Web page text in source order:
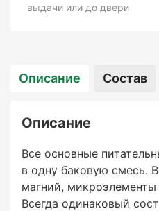
выдачи или до двери
Описание Состав
Описание
Все основные
в одну баковую смесь.
магний,
Всегда одинаковый